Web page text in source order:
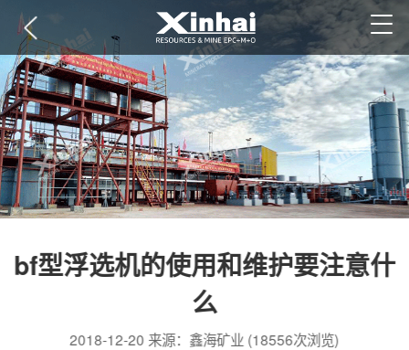
bf型浮选机的使用和维护要注意什
么
2018-12-20 来源：鑫海矿业 (18556次浏览)